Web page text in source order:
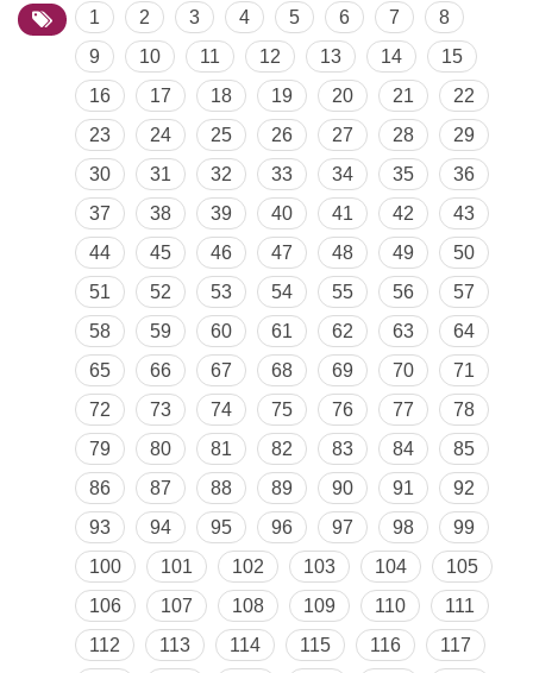
1 2 3 4 5 6 7
8
9
10 11 12 13 14
15
16
17 18 19 20 21
22
23
24 25 26 27 28
29
30
31 32 33 34 35
36
37
38 39 40 41 42
43
44
45 46 47 48 49
50
51
52 53 54 55 56
57
58
59 60 61 62 63
64
65
66 67 68 69 70
71
72
73 74 75 76 77
78
79
80 81 82 83 84
85
86
87 88 89 90 91
92
93
94 95 96 97 98
99
100
101 102 103 104
105
106
107 108 109 110
111
112
113 114 115 116
117